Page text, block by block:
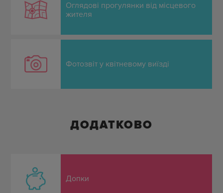
Оглядові прогулянки від місцевого
жителя
Фотозвіт у квітневому виїзді
ДОДАТКОВО
Допки